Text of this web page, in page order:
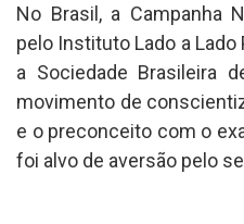
No Brasil, a Campanha
pelo Instituto Lado a
a Sociedade Brasileira
movimento de
e o preconceito com o
foi alvo de aversão pelo